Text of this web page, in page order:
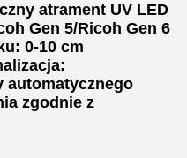
atrament UV LED
Gen 5/Ricoh Gen 6
0-10 cm
automatycznego
zgodnie z